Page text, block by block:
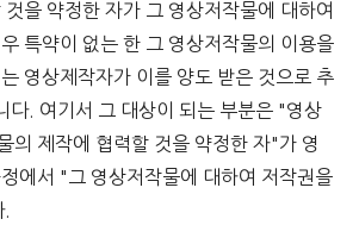
을 약정한 자가 그 영상저작물에 대하여
특약이 없는 한 그 영상저작물의 이용을
영상제작자가 이를 양도 받은 것으로 추
다. 여기서 그 대상이 되는 부분은 "영상
의 제작에 협력할 것을 약정한 자"가 영
에서 "그 영상저작물에 대하여 저작권을